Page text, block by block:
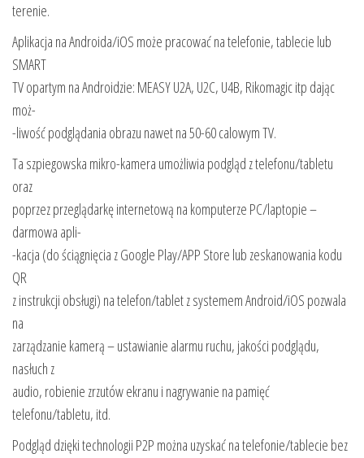
terenie.
Aplikacja na Androida/iOS może pracować na telefonie, tablecie lub
SMART
TV opartym na Androidzie: MEASY U2A, U2C, U4B, Rikomagic itp dając
moż-
-liwość podglądania obrazu nawet na 50-60 calowym TV.
Ta szpiegowska mikro-kamera umożliwia podgląd z telefonu/tabletu
oraz
poprzez przeglądarkę internetową na komputerze PC/laptopie –
darmowa apli-
-kacja (do ściągnięcia z Google Play/APP Store lub zeskanowania kodu
QR
z instrukcji obsługi) na telefon/tablet z systemem Android/iOS pozwala
na
zarządzanie kamerą – ustawianie alarmu ruchu, jakości podglądu,
nasłuch z
audio, robienie zrzutów ekranu i nagrywanie na pamięć
telefonu/tabletu, itd.
Podgląd dzięki technologii P2P można uzyskać na telefonie/tablecie bez